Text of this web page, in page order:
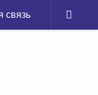
связь